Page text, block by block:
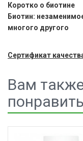
Коротко о биотине
Биотин:
многого другого
Сертификат
Вам